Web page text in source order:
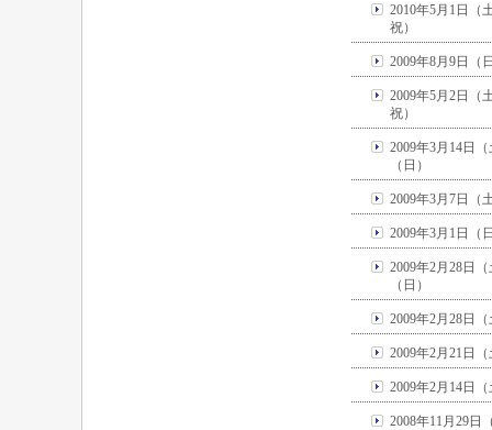
2010年5月1日（
祝）
2009年8月9日（
2009年5月2日（
祝）
2009年3月14日
（日）
2009年3月7日（
2009年3月1日（
2009年2月28日
（日）
2009年2月28日
2009年2月21日
2009年2月14日
2008年11月29日